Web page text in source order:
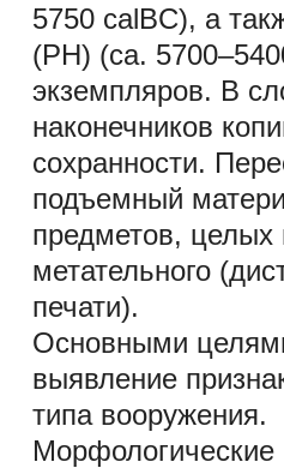
5750 calBC), а
(РН) (ca.
экземпляров. В
наконечников
сохранности.
подъемный
предметов, целых
метательного
печати).
Основными
выявление
типа вооружения.
Морфологические